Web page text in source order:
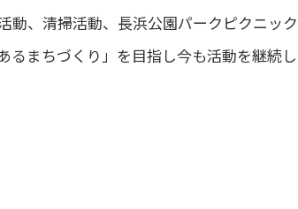
動、清掃活動、長浜公園パークピクニック
るまちづくり」を目指し今も活動を継続し